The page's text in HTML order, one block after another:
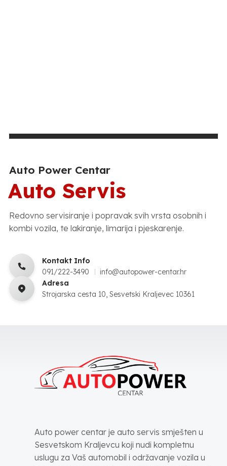
Auto Power Centar
Auto Servis
Redovno servisiranje i popravak svih vrsta osobnih i
kombi vozila, te lakiranje, limarija i pjeskarenje.
Kontakt Info
091/222-3490
info@autopower-centar.hr
Adresa
Strojarska cesta 10, Sesvetski Kraljevec 10361
Auto power centar je auto servis smješten u
Sesvetskom Kraljevcu koji nudi kompletnu
uslugu za Vaš automobil i održavanje vozila u